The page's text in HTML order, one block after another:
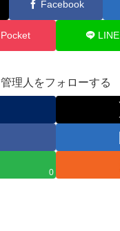
Facebook
Pocket LINE
管理人をフォローする
0